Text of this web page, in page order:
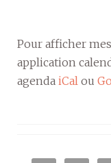
Pour afficher
application
agenda iCal ou